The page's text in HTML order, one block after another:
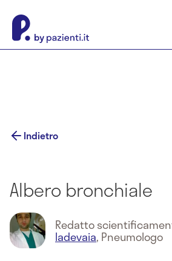
Indietro
Albero bronchiale
Redatto
Iadevaia, Pneumologo